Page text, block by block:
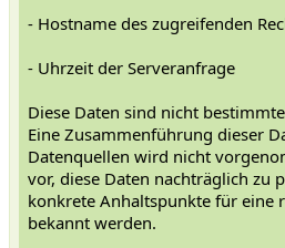
- Hostname des zugreifenden
- Uhrzeit der Serveranfrage
Diese Daten sind nicht
Eine Zusammenführung dieser
Datenquellen wird nicht
vor, diese Daten nachträglich zu
konkrete Anhaltspunkte für eine
bekannt werden.